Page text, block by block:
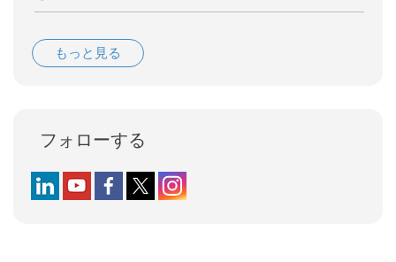
もっと見る
フォローする
Follow us on LinkedIn
Follow us on YouTube
Follow us on Facebook
Follow us on X (formerly Twitter)
Follow us on Instagram